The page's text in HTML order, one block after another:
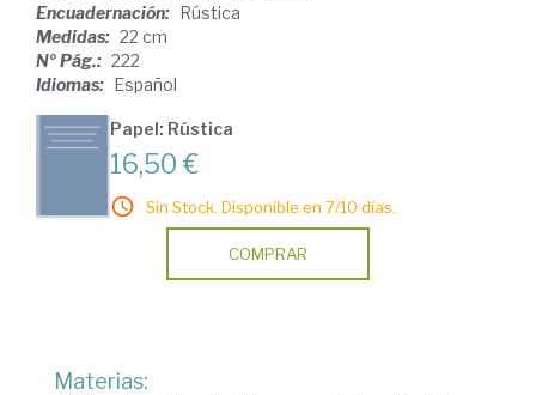
Encuadernación: Rústica
Medidas: 22 cm
Nº Pág.: 222
Idiomas: Español
Papel: Rústica
16,50 €
Sin Stock. Disponible en 7/10 días.
COMPRAR
Materias: